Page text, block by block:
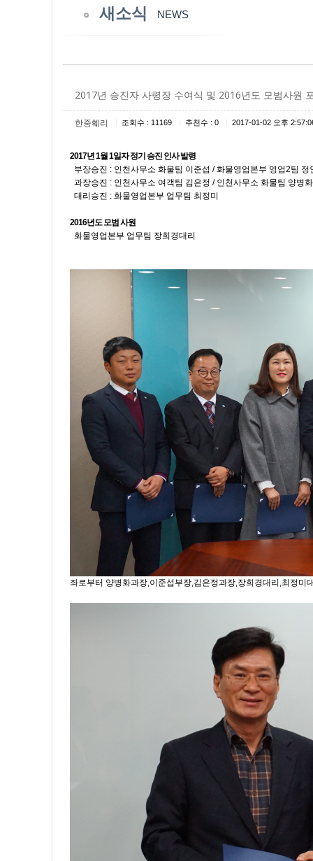
새소식 NEWS
2017년 승진자 사령장 수여식 및 2016년도 모범사원
한중훼리 조회수 : 11169 추천수 : 0 2017-01-02 오후
2017년 1월 1일자 정기 승진 인사 발령
부장승진 : 인천사무소 화물팀 이준섭 / 화물영업본부 영업2팀 정
과장승진 : 인천사무소 여객팀 김은정 / 인천사무소 화물팀 양병화
대리승진 : 화물영업본부 업무팀 최정미
2016년도 모범 사원
화물영업본부 업무팀 장희경대리
좌로부터 양병화과장,이준섭부장,김은정과장,장희경대리,최정미